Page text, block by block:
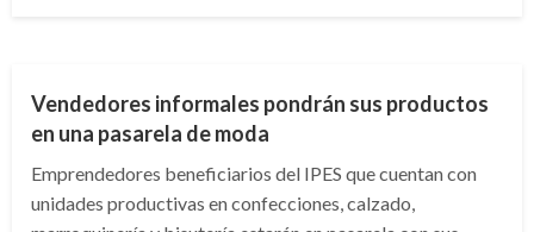
Vendedores informales pondrán sus productos
en una pasarela de moda
Emprendedores beneficiarios del IPES que cuentan con
unidades productivas en confecciones, calzado,